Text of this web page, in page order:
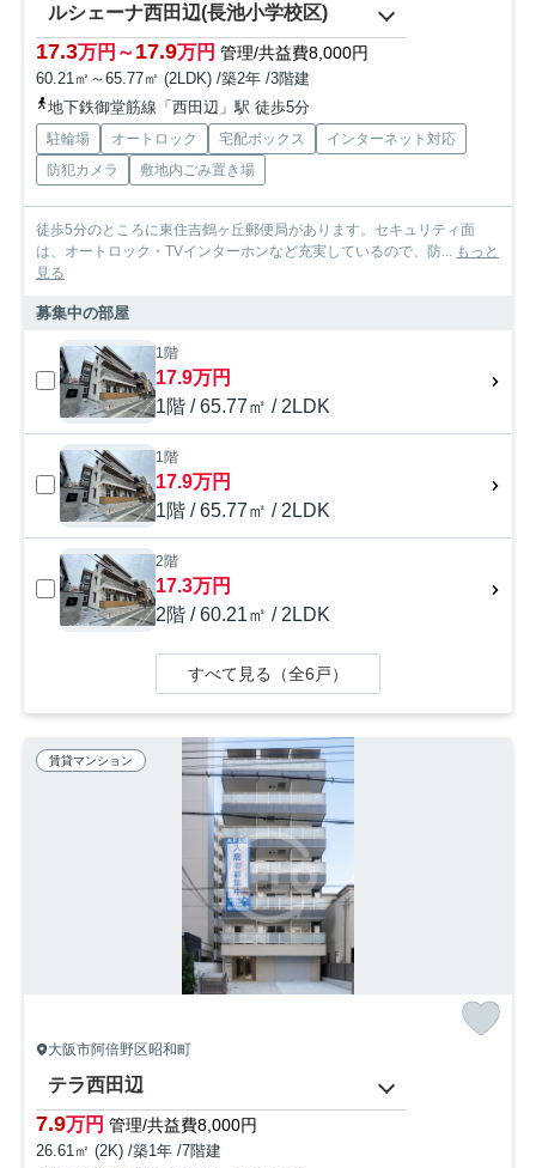
ルシェーナ西田辺(長池小学校区)
17.3万円～17.9万円 管理/共益費8,000円
60.21㎡～65.77㎡ (2LDK) /築2年 /3階建
地下鉄御堂筋線「西田辺」駅 徒歩5分
駐輪場 オートロック 宅配ボックス
インターネット対応
防犯カメラ
敷地内ごみ置き場
徒歩5分のところに東住吉鶴ヶ丘郵便局があります。セキュリティ面
は、オートロック・TVインターホンなど充実しているので、防...
もっと
見る
募集中の部屋
1階
17.9万円
1階 / 65.77㎡ / 2LDK
1階
17.9万円
1階 / 65.77㎡ / 2LDK
2階
17.3万円
2階 / 60.21㎡ / 2LDK
すべて見る（全6戸）
賃貸マンション
大阪市阿倍野区昭和町
テラ西田辺
7.9万円 管理/共益費8,000円
26.61㎡ (2K) /築1年 /7階建